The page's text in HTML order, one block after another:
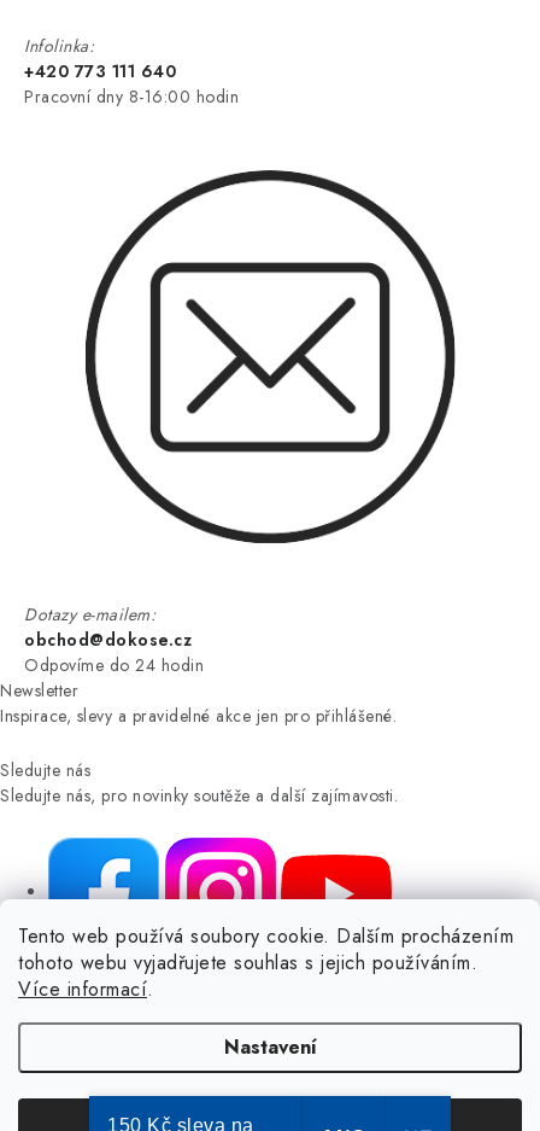
Tento web používá soubory cookie. Dalším procházením
tohoto webu vyjadřujete souhlas s jejich používáním.
Více informací.
Nastavení
Infolinka:
+420 773 111 640
Pracovní dny 8-16:00 hodin
Dotazy e-mailem:
obchod@dokose.cz
Odpovíme do 24 hodin
Newsletter
Inspirace, slevy a pravidelné akce jen pro přihlášené.
Sledujte nás
Sledujte nás, pro novinky soutěže a další zajímavosti.
NIKARO, s.r.o.
- Dokoše.cz, Veselka 48, 259 01 Olbramovice -
Votice, ČESKÁ REPUBLIKA
Podle zákona o evidenci tržeb je prodávající povinen vystavit
Zároveň je povinen zaevidovat přijatou tržbu u správce daně online; v
případě technického výpadku pak nejpozději do 48 hodin.
150 Kč sleva na